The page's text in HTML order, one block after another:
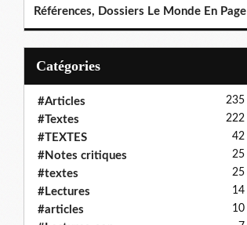
Références, Dossiers Le Monde En Page
Catégories
#Articles 235
#Textes 222
#TEXTES 42
#Notes critiques 25
#textes 25
#Lectures 14
#articles 10